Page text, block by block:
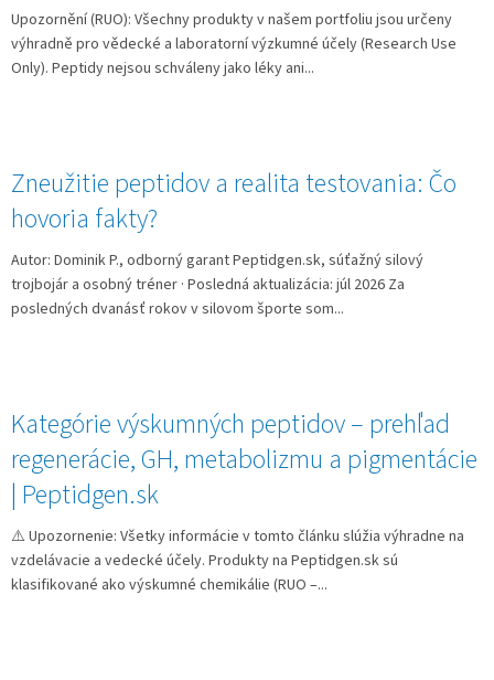
Upozornění (RUO): Všechny produkty v našem portfoliu jsou určeny
výhradně pro vědecké a laboratorní výzkumné účely (Research Use
Only). Peptidy nejsou schváleny jako léky ani...
Zneužitie peptidov a realita testovania: Čo
hovoria fakty?
Autor: Dominik P., odborný garant Peptidgen.sk, súťažný silový
trojbojár a osobný tréner · Posledná aktualizácia: júl 2026 Za
posledných dvanásť rokov v silovom športe som...
Kategórie výskumných peptidov – prehľad
regenerácie, GH, metabolizmu a pigmentácie
| Peptidgen.sk
⚠️ Upozornenie: Všetky informácie v tomto článku slúžia výhradne na
vzdelávacie a vedecké účely. Produkty na Peptidgen.sk sú
klasifikované ako výskumné chemikálie (RUO –...